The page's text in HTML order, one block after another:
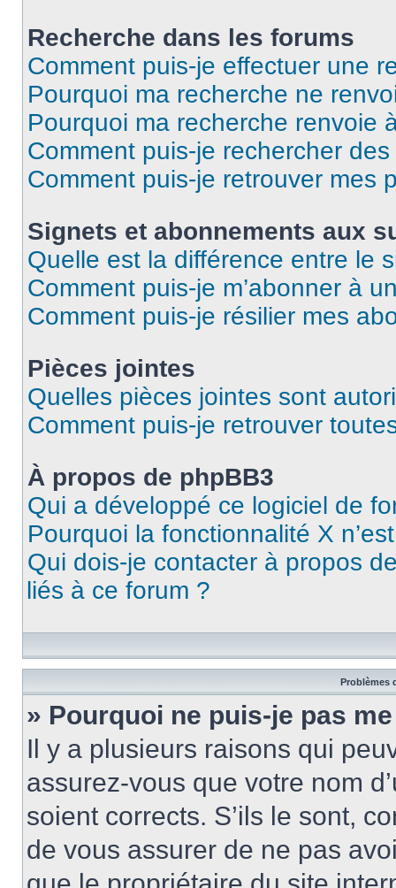
Recherche dans les forums
Comment puis-je effectuer une
Pourquoi ma recherche ne
Pourquoi ma recherche renvoie
Comment puis-je rechercher
Comment puis-je retrouver mes
Signets et abonnements aux
Quelle est la différence entre le
Comment puis-je m’abonner à
Comment puis-je résilier mes
Pièces jointes
Quelles pièces jointes sont
Comment puis-je retrouver
À propos de phpBB3
Qui a développé ce logiciel de
Pourquoi la fonctionnalité X
Qui dois-je contacter à propos
liés à ce forum ?
Problèmes
» Pourquoi ne puis-je pas
Il y a plusieurs raisons qui
assurez-vous que votre nom
soient corrects. S’ils le sont,
de vous assurer de ne pas